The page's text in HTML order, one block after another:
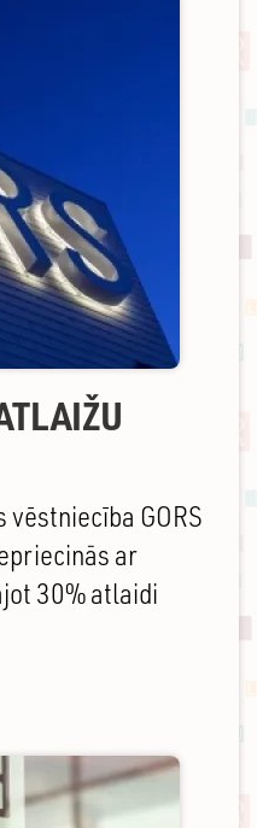
GORS
ar
30% atlaidi